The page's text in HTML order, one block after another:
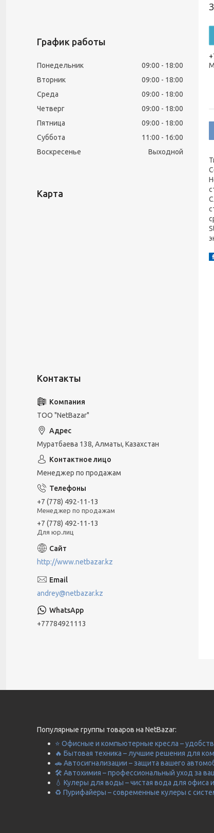
График работы
Понедельник 09:00
18:00
Вторник
09:00
18:00
Среда
09:00
18:00
Четверг
09:00
18:00
Пятница
09:00
18:00
Суббота
11:00
16:00
Воскресенье
Выходной
Карта
ТОО "NetBazar"
Муратбаева 138, Алматы, Казахстан
Менеджер по продажам
+7 (778) 492-11-13
Менеджер по продажам
+7 (778) 492-11-13
Для юр.лиц
http://www.netbazar.kz
andrey@netbazar.kz
+77784921113
Популярные группы товаров на NetBazar:
⭐ Офисные и компьютерные кресла –
🔥 Бытовая техника – лучшие решения для
🚗 Автосигнализации – защита вашего
🛠️ Автохимия – профессиональный уход за
💧 Кулеры для воды – чистая вода для офиса
♻️ Пурифайеры – современные кулеры с